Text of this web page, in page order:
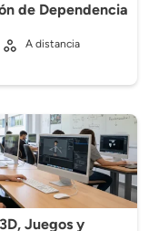
de Dependencia
A distancia
Juegos y